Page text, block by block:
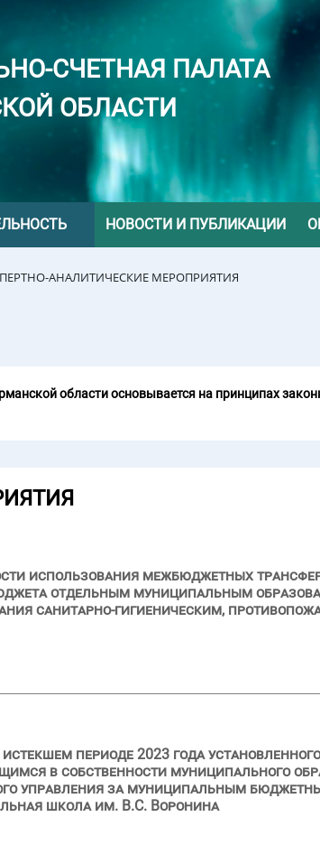
СЧЕТНАЯ ПАЛАТА
ОБЛАСТИ
НОВОСТИ И ПУБЛИКАЦИИ
АНАЛИТИЧЕСКИЕ МЕРОПРИЯТИЯ
области основывается на принципах
использования межбюджетных
отдельным муниципальным
санитарно-гигиеническим,
периоде 2023 года
в собственности муниципального
управления за муниципальным
школа им. В.С. Воронина